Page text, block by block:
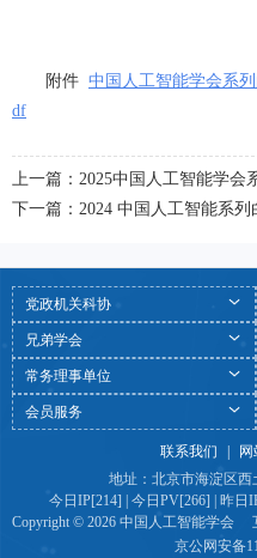
附件 中国人工智能学会系
df
下一篇：2024 中国人工智能系
党政机关科协
兄弟学会
常务理事单位
会员服务
联系我们 | 网
地址：北京市海淀区
今日IP[214] | 今日PV[266] | 昨日
Copyright © 2026 中国人工智能学会
京公网安备